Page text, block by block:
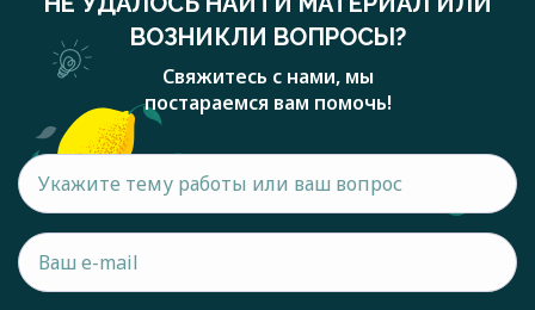
ВОЗНИКЛИ ВОПРОСЫ?
Свяжитесь с нами, мы
постараемся вам помочь!